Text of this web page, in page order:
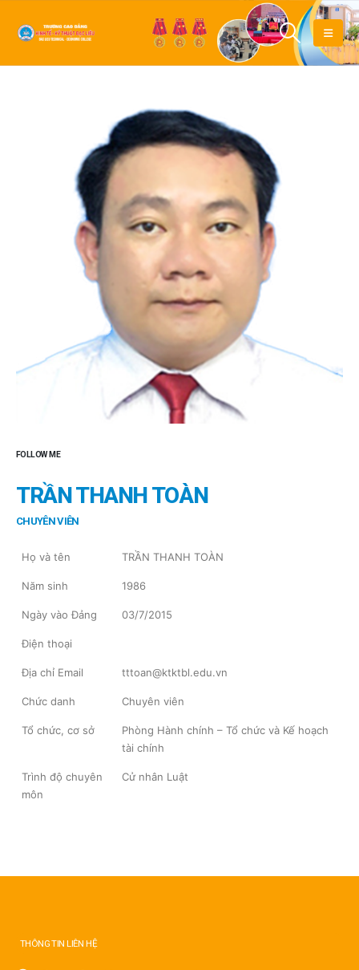
FOLLOW ME
TRẦN THANH TOÀN
CHUYÊN VIÊN
Họ và tên TRẦN THANH TOÀN
Năm sinh 1986
Ngày vào Đảng 03/7/2015
Điện thoại
Địa chỉ Email tttoan@ktktbl.edu.vn
Chức danh Chuyên viên
Tổ chức, cơ sở
Phòng Hành chính – Tổ chức và Kế hoạch
tài chính
Trình độ chuyên
môn
Cử nhân Luật
THÔNG TIN LIÊN HỆ